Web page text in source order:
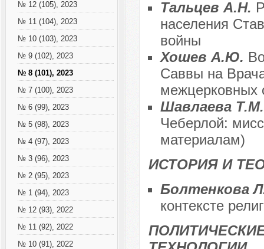
№ 12 (105), 2023
№ 11 (104), 2023
№ 10 (103), 2023
№ 9 (102), 2023
№ 8 (101), 2023
№ 7 (100), 2023
№ 6 (99), 2023
№ 5 (98), 2023
№ 4 (97), 2023
№ 3 (96), 2023
№ 2 (95), 2023
№ 1 (94), 2023
№ 12 (93), 2022
№ 11 (92), 2022
№ 10 (91), 2022
Тальцев А.Н.
населения
войны
Хошев А.Ю.
Саввы на
межцерковных
Шавлаева
Чеберлой:
материалам)
ИСТОРИЯ И
Болтенкова
контексте